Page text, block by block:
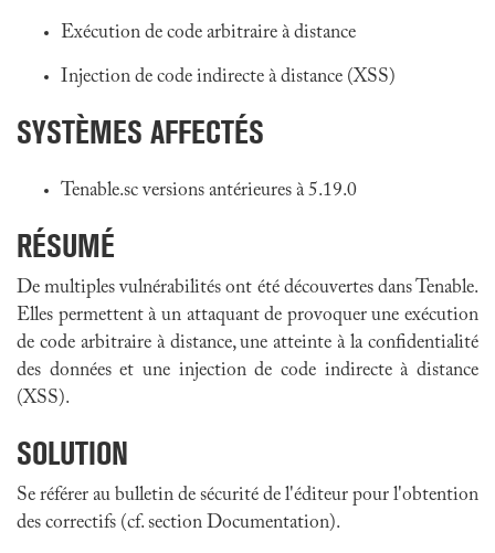
Exécution de code arbitraire à distance
Injection de code indirecte à distance (XSS)
SYSTÈMES AFFECTÉS
Tenable.sc versions antérieures à 5.19.0
RÉSUMÉ
De multiples vulnérabilités ont été découvertes dans Tenable.
Elles permettent à un attaquant de provoquer une exécution
de code arbitraire à distance, une atteinte à la confidentialité
des données et une injection de code indirecte à distance
(XSS).
SOLUTION
Se référer au bulletin de sécurité de l'éditeur pour l'obtention
des correctifs (cf. section Documentation).